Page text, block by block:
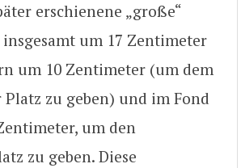
erschienene „große“
um 17 Zentimeter
um 10 Zentimeter (um dem
Platz zu geben) und im Fond
um den
zu geben. Diese